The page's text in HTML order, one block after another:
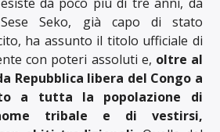
Seko, già capo di stato
ha assunto il titolo ufficiale di
con poteri assoluti e, oltre al
Repubblica libera del Congo a
a tutta la popolazione di
tribale e di vestirsi,